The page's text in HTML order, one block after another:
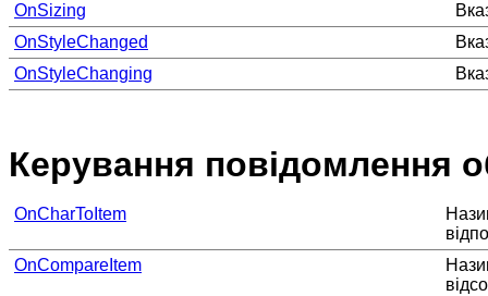
OnSizing
OnStyleChanged
OnStyleChanging
Керування повідомлення
OnCharToItem
OnCompareItem